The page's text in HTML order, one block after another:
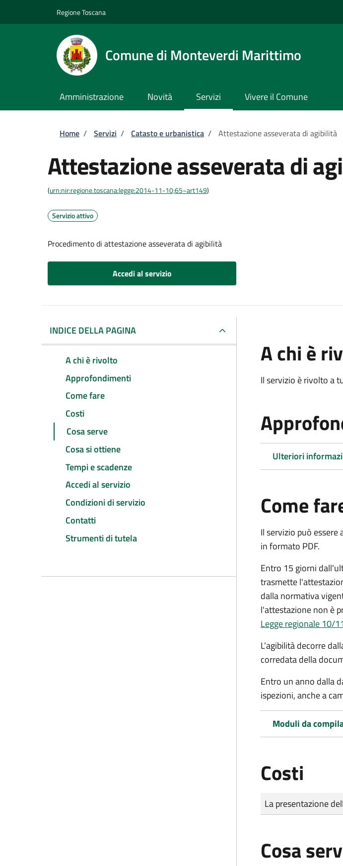
Regione Toscana
Comune di Monteverdi Marittimo
Amministrazione Novità Servizi Vivere il Comune
Briciole di pane
Home / Servizi / Catasto e urbanistica / Attestazione asseverata di agibilità
Attestazione asseverata di
(urn:nir:regione.toscana:legge:2014-11-10;65~art149)
Servizio attivo
Procedimento di attestazione asseverata di agibilità
Accedi al servizio
INDICE DELLA PAGINA
A chi è rivolto
Approfondimenti
Come fare
Costi
Cosa serve
Cosa si ottiene
Tempi e scadenze
Accedi al servizio
Condizioni di servizio
Contatti
Strumenti di tutela
A chi è
Il servizio è rivolto a
Ulteriori
Come
Il servizio può
in formato PDF.
Entro 15 giorni
trasmette
dalla normativa
l'attestazione non è
Legge regionale 10/
L’agibilità decorre
corredata della
Entro un anno dalla
ispezioni, anche a
Moduli da
Costi
Tipo di pagamento
Importo
La presentazione
Cosa